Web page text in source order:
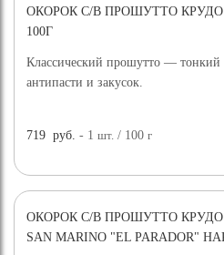
ОКОРОК С/В ПРОШУТТО КРУДО
100Г
Классический прошутто — тонкий
антипасти и закусок.
719 руб. - 1шт. / 100г
ОКОРОК С/В ПРОШУТТО
SAN MARINO "EL PARADOR"